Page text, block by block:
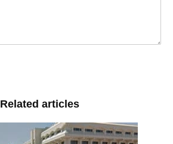
Related articles